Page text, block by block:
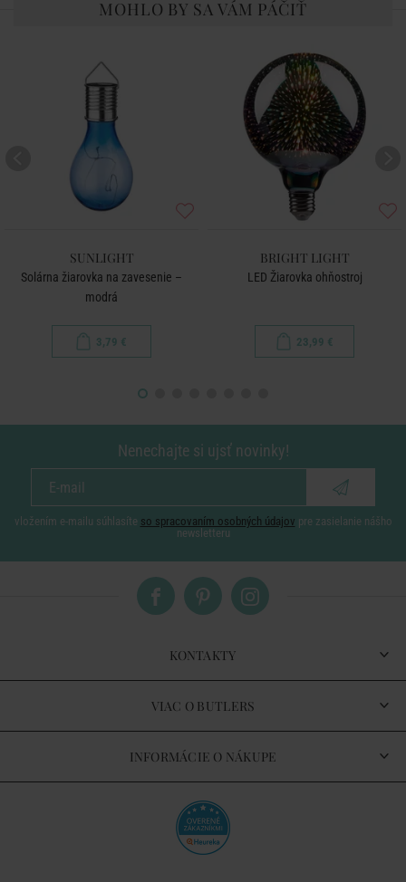
MOHLO BY SA VÁM PÁČIŤ
SUNLIGHT
Solárna žiarovka na zavesenie –
modrá
3,79 €
BRIGHT LIGHT
LED Žiarovka ohňostroj
23,99 €
Nenechajte si ujsť novinky!
vložením e-mailu súhlasíte so spracovaním osobných údajov pre zasielanie nášho
newsletteru
KONTAKTY
VIAC O BUTLERS
INFORMÁCIE O NÁKUPE